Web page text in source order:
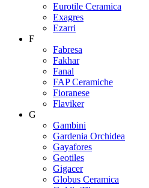
Eurotile Ceramica
Exagres
Ezarri
F
Fabresa
Fakhar
Fanal
FAP Ceramiche
Fioranese
Flaviker
G
Gambini
Gardenia Orchidea
Gayafores
Geotiles
Gigacer
Globus Ceramica